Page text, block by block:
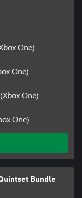
One)
One)
One)
One)
Bundle